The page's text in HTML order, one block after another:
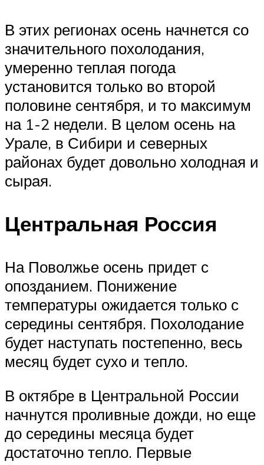
В этих регионах осень начнется со
значительного похолодания,
умеренно теплая погода
установится только во второй
половине сентября, и то максимум
на 1-2 недели. В целом осень на
Урале, в Сибири и северных
районах будет довольно холодная и
сырая.
Центральная Россия
На Поволжье осень придет с
опозданием. Понижение
температуры ожидается только с
середины сентября. Похолодание
будет наступать постепенно, весь
месяц будет сухо и тепло.
В октябре в Центральной России
начнутся проливные дожди, но еще
до середины месяца будет
достаточно тепло. Первые